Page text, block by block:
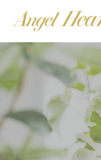
施術をご希望の方
カウンセリングを
スクール受講生の方